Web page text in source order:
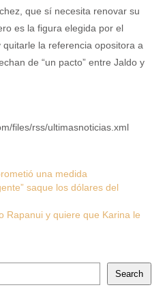
que sí necesita renovar su
es la figura elegida por el
la referencia opositora a
de “un pacto” entre Jaldo y
files/rss/ultimasnoticias.xml
una medida
saque los dólares del
Rapanui y quiere que Karina le
Search